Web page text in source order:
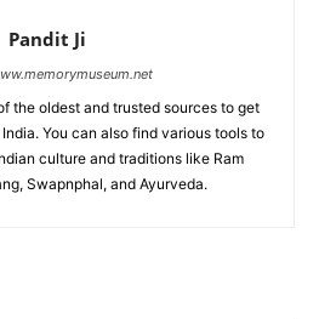
Pandit Ji
the oldest and trusted sources to get
You can also find various tools to
culture and traditions like Ram
Swapnphal, and Ayurveda.